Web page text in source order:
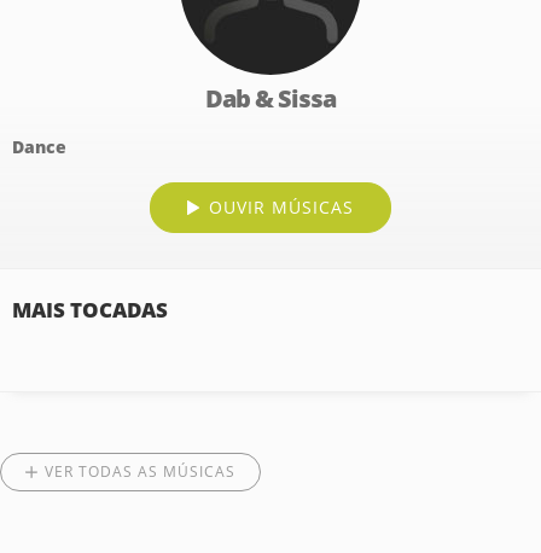
Dab & Sissa
Dance
OUVIR MÚSICAS
MAIS TOCADAS
VER TODAS AS MÚSICAS